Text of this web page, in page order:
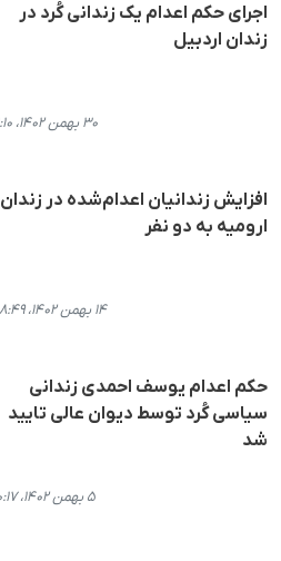
اجرای حکم اعدام یک زندانی کُرد در
زندان اردبیل
۳۰ بهمن ۱۴۰۲، ۱۱:۱۰
افزایش زندانیان اعدام‌شده در زندان
ارومیه به دو نفر
۱۴ بهمن ۱۴۰۲، ۰۸:۴۹
حکم اعدام یوسف احمدی زندانی
سیاسی کُرد توسط دیوان عالی تایید
شد
۵ بهمن ۱۴۰۲، ۱۰:۱۷